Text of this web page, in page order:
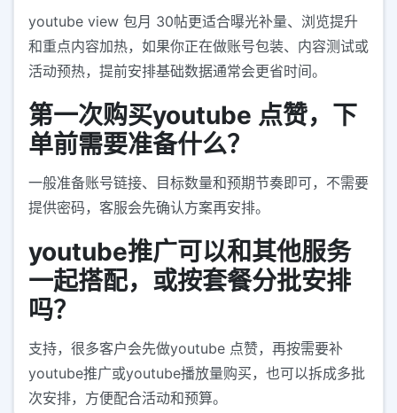
youtube view 包月 30帖更适合曝光补量、浏览提升
和重点内容加热，如果你正在做账号包装、内容测试或
活动预热，提前安排基础数据通常会更省时间。
第一次购买youtube 点赞，下
单前需要准备什么？
一般准备账号链接、目标数量和预期节奏即可，不需要
提供密码，客服会先确认方案再安排。
youtube推广可以和其他服务
一起搭配，或按套餐分批安排
吗？
支持，很多客户会先做youtube 点赞，再按需要补
youtube推广或youtube播放量购买，也可以拆成多批
次安排，方便配合活动和预算。